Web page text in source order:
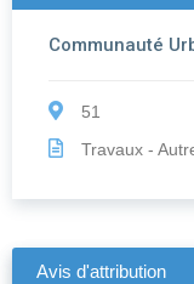
Communauté
51
Travaux -
Avis d'attribution